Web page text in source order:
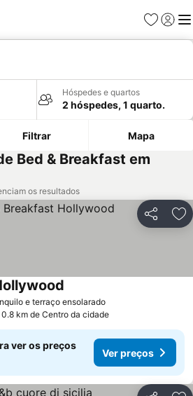
Favoritos
Iniciar
Hóspedes e quartos
2 hóspedes, 1 quarto.
Filtrar Mapa
Bed & Breakfast em
os resultados
Partilhar
e terraço ensolarado
0.8 km de Centro da cidade
ver os preços
Ver preços